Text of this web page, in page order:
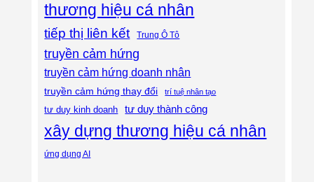
thương hiệu cá nhân
tiếp thị liên kết Trung Ô Tô
truyền cảm hứng
truyền cảm hứng doanh nhân
truyền cảm hứng thay đổi trí tuệ nhân tạo
tư duy kinh doanh tư duy thành công
xây dựng thương hiệu cá nhân
ứng dụng AI